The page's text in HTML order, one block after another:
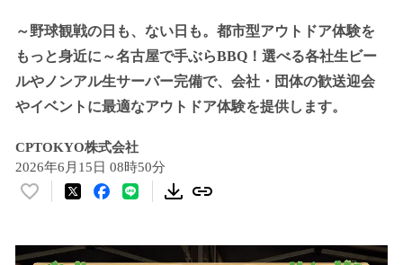
～野球観戦の日も、ない日も。都市型アウトドア体験を
もっと身近に～名古屋で手ぶらBBQ！選べる各社生ビー
ルやノンアル生サーバー完備で、会社・団体の歓送迎会
やイベントに最適なアウトドア体験を提供します。
CPTOKYO株式会社
2026年6月15日 08時50分
い
！